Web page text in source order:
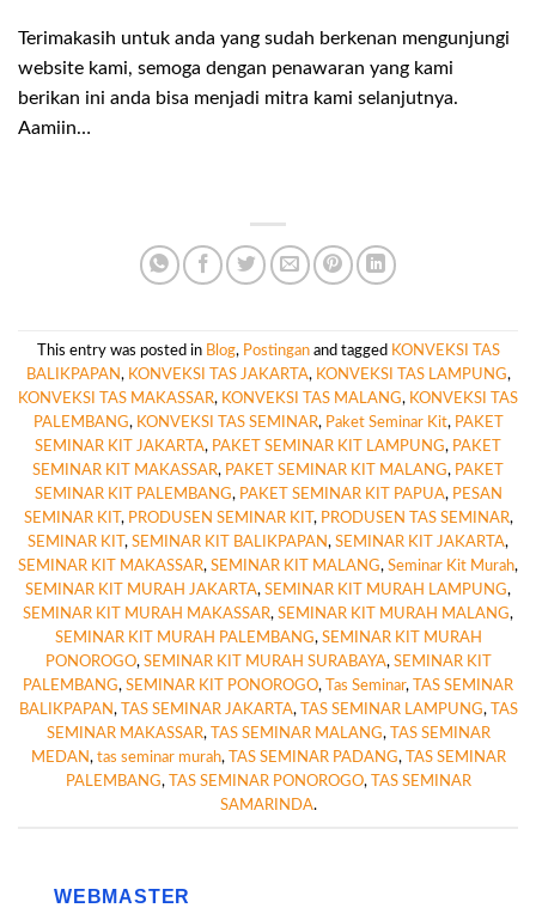
Terimakasih untuk anda yang sudah berkenan mengunjungi
website kami, semoga dengan penawaran yang kami
berikan ini anda bisa menjadi mitra kami selanjutnya.
Aamiin…
This entry was posted in Blog, Postinganand tagged KONVEKSI TAS
BALIKPAPAN, KONVEKSI TAS JAKARTA, KONVEKSI TAS LAMPUNG,
KONVEKSI TAS MAKASSAR, KONVEKSI TAS MALANG, KONVEKSI TAS
PALEMBANG, KONVEKSI TAS SEMINAR, Paket Seminar Kit, PAKET
SEMINAR KIT JAKARTA, PAKET SEMINAR KIT LAMPUNG, PAKET
SEMINAR KIT MAKASSAR, PAKET SEMINAR KIT MALANG, PAKET
SEMINAR KIT PALEMBANG, PAKET SEMINAR KIT PAPUA, PESAN
SEMINAR KIT , PRODUSEN SEMINAR KIT , PRODUSEN TAS SEMINAR,
SEMINAR KIT , SEMINAR KIT BALIKPAPAN, SEMINAR KIT JAKARTA,
SEMINAR KIT MAKASSAR, SEMINAR KIT MALANG, Seminar Kit Murah,
SEMINAR KIT MURAH JAKARTA, SEMINAR KIT MURAH LAMPUNG,
SEMINAR KIT MURAH MAKASSAR, SEMINAR KIT MURAH MALANG,
SEMINAR KIT MURAH PALEMBANG, SEMINAR KIT MURAH
PONOROGO, SEMINAR KIT MURAH SURABAYA, SEMINAR KIT
PALEMBANG, SEMINAR KIT PONOROGO, Tas Seminar,
TAS SEMINAR
BALIKPAPAN, TAS SEMINAR JAKARTA, TAS SEMINAR LAMPUNG,
TAS
SEMINAR MAKASSAR, TAS SEMINAR MALANG,
TAS SEMINAR
MEDAN, tas seminar murah, TAS SEMINAR PADANG,
TAS SEMINAR
PALEMBANG, TAS SEMINAR PONOROGO,
TAS SEMINAR
SAMARINDA.
WEBMASTER